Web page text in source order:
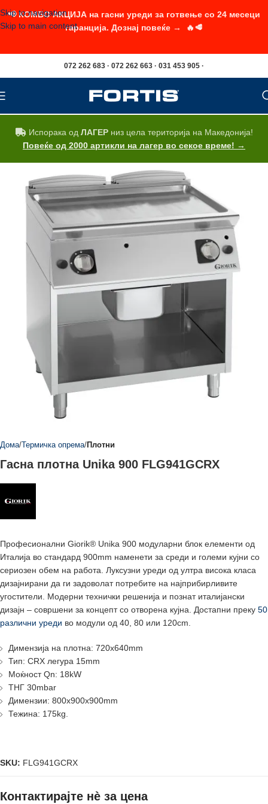
Skip to navigation
Skip to main content
072 262 683 · 072 262 663 · 031 453 905 ·
Испорака од ЛАГЕРниз цела територија на Македонија!
Повеќе од 2000 артикли на лагер во секое време! →
Дома Термичка опрема Плотни
Гасна плотна Unika 900 FLG941GCRX
Професионални Giorik® Unika 900 модуларни блок елементи од
Италија во стандард 900mm наменети за среди и големи кујни со
сериозен обем на работа. Луксузни уреди од ултра висока класа
дизајнирани да ги задоволат потребите на најприбирливите
угостители. Модерни технички решенија и познат италијански
дизајн – совршени за концепт со отворена кујна. Достапни преку 50
различни уреди во модули од 40, 80 или 120cm.
Димензија на плотна: 720x640mm
Тип: CRX легурa 15mm
Моќност Qn: 18kW
ТНГ 30mbar
Димензии: 800x900x900mm
Тежина: 175kg.
SKU: FLG941GCRX
Контактирајте нè за цена
📢 КОМБО АКЦИЈА на гасни уреди за готвење со 24 месеци
гаранција. Дознај повеќе → 🔥🥩